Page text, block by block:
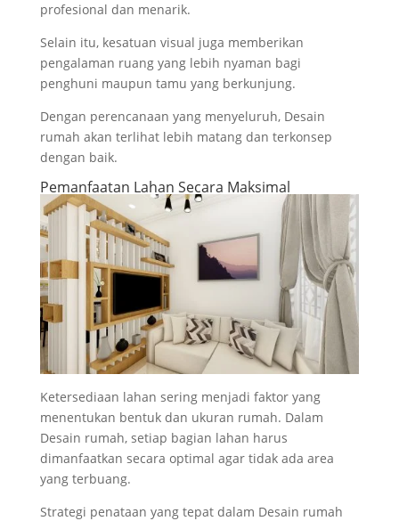
profesional dan menarik.
Selain itu, kesatuan visual juga memberikan
pengalaman ruang yang lebih nyaman bagi
penghuni maupun tamu yang berkunjung.
Dengan perencanaan yang menyeluruh, Desain
rumah akan terlihat lebih matang dan terkonsep
dengan baik.
Pemanfaatan Lahan Secara Maksimal
Ketersediaan lahan sering menjadi faktor yang
menentukan bentuk dan ukuran rumah. Dalam
Desain rumah, setiap bagian lahan harus
dimanfaatkan secara optimal agar tidak ada area
yang terbuang.
Strategi penataan yang tepat dalam Desain rumah